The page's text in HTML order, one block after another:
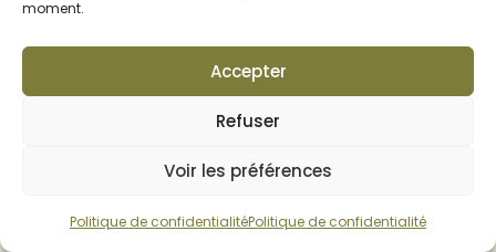
moment.
Accepter
Refuser
Voir les préférences
Politique de confidentialitéPolitique de confidentialité
commander.
Par ailleurs, la société Gaia company ne
saurait être tenue pour responsable des
responsabilité de la société Gaia company